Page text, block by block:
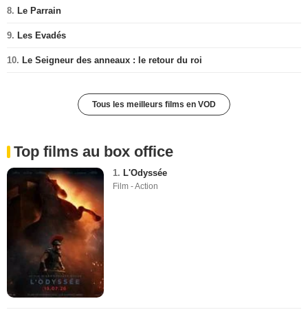
8. Le Parrain
9. Les Evadés
10. Le Seigneur des anneaux : le retour du roi
Tous les meilleurs films en VOD
Top films au box office
1. L'Odyssée
Film - Action